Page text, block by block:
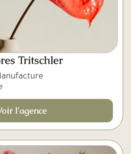
volontés
Tritschler
l'agence